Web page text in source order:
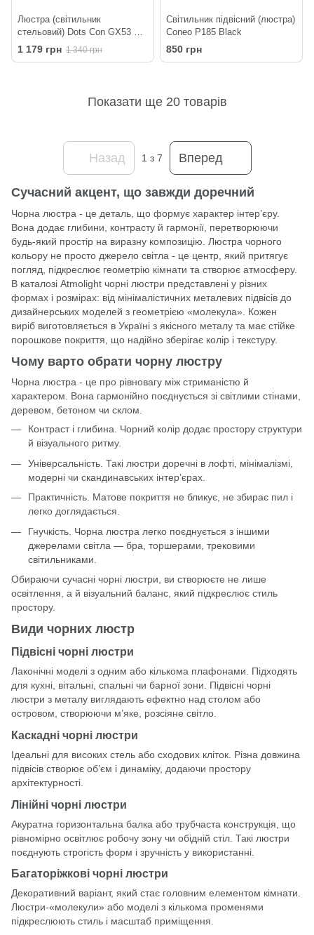
Люстра (світильник
стельовий) Dots Con GX53 C3
320-220 Black
1 179 грн 1 340 грн
Світильник підвісний (люстра)
Coneo P185 Black
850 грн
Показати ще 20 товарів
Назад 1 з 7 Вперед
Сучасний акцент, що завжди доречний
Чорна люстра - це деталь, що формує характер інтер’єру.
Вона додає глибини, контрасту й гармонії, перетворюючи
будь-який простір на виразну композицію. Люстра чорного
кольору не просто джерело світла - це центр, який притягує
погляд, підкреслює геометрію кімнати та створює атмосферу.
В каталозі Atmolight чорні люстри представлені у різних
формах і розмірах: від мінімалістичних металевих підвісів до
дизайнерських моделей з геометрією «молекула». Кожен
виріб виготовляється в Україні з якісного металу та має стійке
порошкове покриття, що надійно зберігає колір і текстуру.
Чому варто обрати чорну люстру
Чорна люстра - це про рівновагу між стриманістю й
характером. Вона гармонійно поєднується зі світлими стінами,
деревом, бетоном чи склом.
Контраст і глибина. Чорний колір додає простору структури
й візуального ритму.
Універсальність. Такі люстри доречні в лофті, мінімалізмі,
модерні чи скандинавських інтер’єрах.
Практичність. Матове покриття не бликує, не збирає пил і
легко доглядається.
Гнучкість. Чорна люстра легко поєднується з іншими
джерелами світла — бра, торшерами, трековими
світильниками.
Обираючи сучасні чорні люстри, ви створюєте не лише
освітлення, а й візуальний баланс, який підкреслює стиль
простору.
Види чорних люстр
Підвісні чорні люстри
Лаконічні моделі з одним або кількома плафонами. Підходять
для кухні, вітальні, спальні чи барної зони. Підвісні чорні
люстри з металу виглядають ефектно над столом або
островом, створюючи м’яке, розсіяне світло.
Каскадні чорні люстри
Ідеальні для високих стель або сходових кліток. Різна довжина
підвісів створює об’єм і динаміку, додаючи простору
архітектурності.
Лінійні чорні люстри
Акуратна горизонтальна балка або трубчаста конструкція, що
рівномірно освітлює робочу зону чи обідній стіл. Такі люстри
поєднують строгість форм і зручність у використанні.
Багаторіжкові чорні люстри
Декоративний варіант, який стає головним елементом кімнати.
Люстри-«молекули» або моделі з кількома променями
підкреслюють стиль і масштаб приміщення.